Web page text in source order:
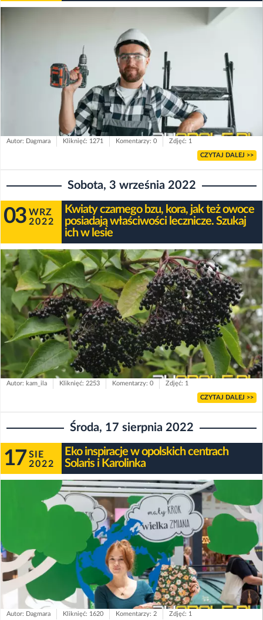
Autor: Dagmara Kliknięć: 1271 Komentarzy: 0 Zdjęć: 1
CZYTAJ DALEJ >>
Sobota, 3 września 2022
03 WRZ
2022
Kwiaty czarnego bzu, kora, jak też owoce
posiadają właściwości lecznicze. Szukaj
ich w lesie
Autor: kam_ila Kliknięć: 2253 Komentarzy: 0 Zdjęć: 1
CZYTAJ DALEJ >>
Środa, 17 sierpnia 2022
17 SIE
2022
Eko inspiracje w opolskich centrach
Solaris i Karolinka
Autor: Dagmara Kliknięć: 1620 Komentarzy: 2 Zdjęć: 1